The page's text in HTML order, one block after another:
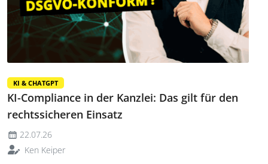
KI & CHATGPT
KI-Compliance in der Kanzlei: Das gilt für den
rechtssicheren Einsatz
22.07.26
Ken Keiper